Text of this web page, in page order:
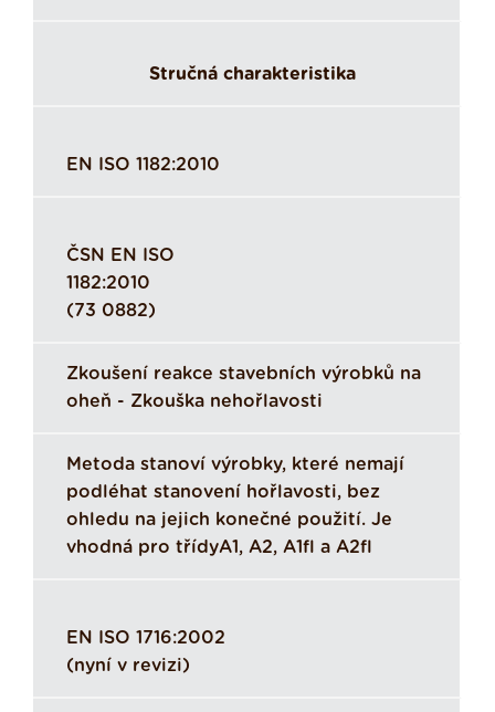
Stručná charakteristika
EN ISO 1182:2010
ČSN EN ISO
1182:2010
(73 0882)
Zkoušení reakce stavebních výrobků na
oheň - Zkouška nehořlavosti
Metoda stanoví výrobky, které nemají
podléhat stanovení hořlavosti, bez
ohledu na jejich konečné použití. Je
vhodná pro třídyA1, A2, A1fl a A2fl
EN ISO 1716:2002
(nyní v revizi)